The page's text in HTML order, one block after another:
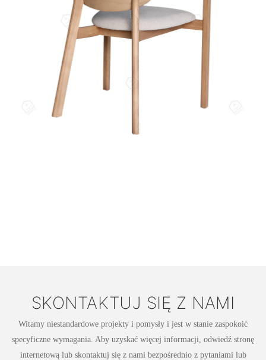
SKONTAKTUJ SIĘ Z NAMI
Witamy niestandardowe projekty i pomysły i jest w stanie zaspokoić
specyficzne wymagania. Aby uzyskać więcej informacji, odwiedź stronę
internetową lub skontaktuj się z nami bezpośrednio z pytaniami lub